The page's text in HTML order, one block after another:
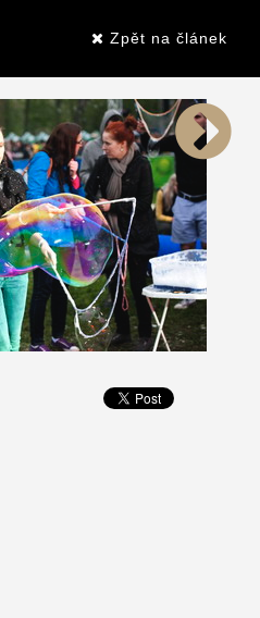
Zpět na článek